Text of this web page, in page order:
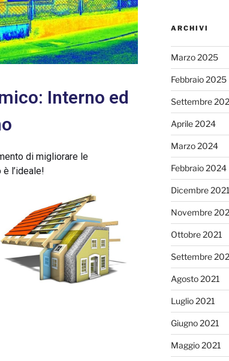
Interno ed
di migliorare le
l’ideale!
ARCHIVI
Marzo 2025
Febbraio 2025
Settembre
Aprile 2024
Marzo 2024
Febbraio 2024
Dicembre 2021
Novembre
Ottobre 2021
Settembre
Agosto 2021
Luglio 2021
Giugno 2021
Maggio 2021